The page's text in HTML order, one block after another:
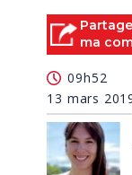
ma
09h52
13 mars